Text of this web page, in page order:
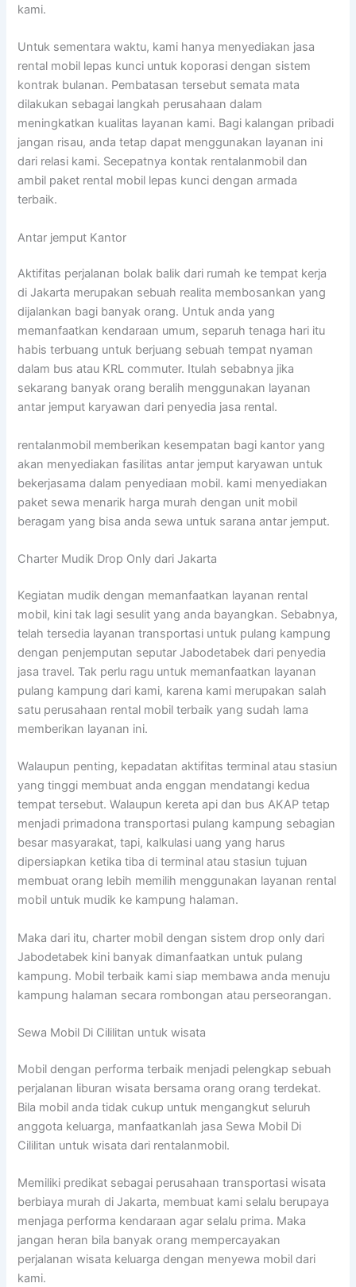
kami.
Untuk sementara waktu, kami hanya menyediakan jasa
rental mobil lepas kunci untuk koporasi dengan sistem
kontrak bulanan. Pembatasan tersebut semata mata
dilakukan sebagai langkah perusahaan dalam
meningkatkan kualitas layanan kami. Bagi kalangan pribadi
jangan risau, anda tetap dapat menggunakan layanan ini
dari relasi kami. Secepatnya kontak rentalanmobil dan
ambil paket rental mobil lepas kunci dengan armada
terbaik.
Antar jemput Kantor
Aktifitas perjalanan bolak balik dari rumah ke tempat kerja
di Jakarta merupakan sebuah realita membosankan yang
dijalankan bagi banyak orang. Untuk anda yang
memanfaatkan kendaraan umum, separuh tenaga hari itu
habis terbuang untuk berjuang sebuah tempat nyaman
dalam bus atau KRL commuter. Itulah sebabnya jika
sekarang banyak orang beralih menggunakan layanan
antar jemput karyawan dari penyedia jasa rental.
rentalanmobil memberikan kesempatan bagi kantor yang
akan menyediakan fasilitas antar jemput karyawan untuk
bekerjasama dalam penyediaan mobil. kami menyediakan
paket sewa menarik harga murah dengan unit mobil
beragam yang bisa anda sewa untuk sarana antar jemput.
Charter Mudik Drop Only dari Jakarta
Kegiatan mudik dengan memanfaatkan layanan rental
mobil, kini tak lagi sesulit yang anda bayangkan. Sebabnya,
telah tersedia layanan transportasi untuk pulang kampung
dengan penjemputan seputar Jabodetabek dari penyedia
jasa travel. Tak perlu ragu untuk memanfaatkan layanan
pulang kampung dari kami, karena kami merupakan salah
satu perusahaan rental mobil terbaik yang sudah lama
memberikan layanan ini.
Walaupun penting, kepadatan aktifitas terminal atau stasiun
yang tinggi membuat anda enggan mendatangi kedua
tempat tersebut. Walaupun kereta api dan bus AKAP tetap
menjadi primadona transportasi pulang kampung sebagian
besar masyarakat, tapi, kalkulasi uang yang harus
dipersiapkan ketika tiba di terminal atau stasiun tujuan
membuat orang lebih memilih menggunakan layanan rental
mobil untuk mudik ke kampung halaman.
Maka dari itu, charter mobil dengan sistem drop only dari
Jabodetabek kini banyak dimanfaatkan untuk pulang
kampung. Mobil terbaik kami siap membawa anda menuju
kampung halaman secara rombongan atau perseorangan.
Sewa Mobil Di Cililitan untuk wisata
Mobil dengan performa terbaik menjadi pelengkap sebuah
perjalanan liburan wisata bersama orang orang terdekat.
Bila mobil anda tidak cukup untuk mengangkut seluruh
anggota keluarga, manfaatkanlah jasa Sewa Mobil Di
Cililitan untuk wisata dari rentalanmobil.
Memiliki predikat sebagai perusahaan transportasi wisata
berbiaya murah di Jakarta, membuat kami selalu berupaya
menjaga performa kendaraan agar selalu prima. Maka
jangan heran bila banyak orang mempercayakan
perjalanan wisata keluarga dengan menyewa mobil dari
kami.